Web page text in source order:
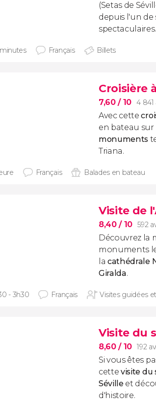
(Setas de
depuis l'un de
spectaculaires.
Français Billets
Croisière
7,60/ 10 4 841
Avec cette
en bateau sur
monuments
Triana.
Français Balades en bateau
Visite de
8,40/ 10 592
Découvrez la
monuments
la cathédrale
Giralda.
- 3h30 Français Visites guidées
Visite du
8,60/ 10 192
Si vous êtes
cettevisite du
Séville et
d'histoire.